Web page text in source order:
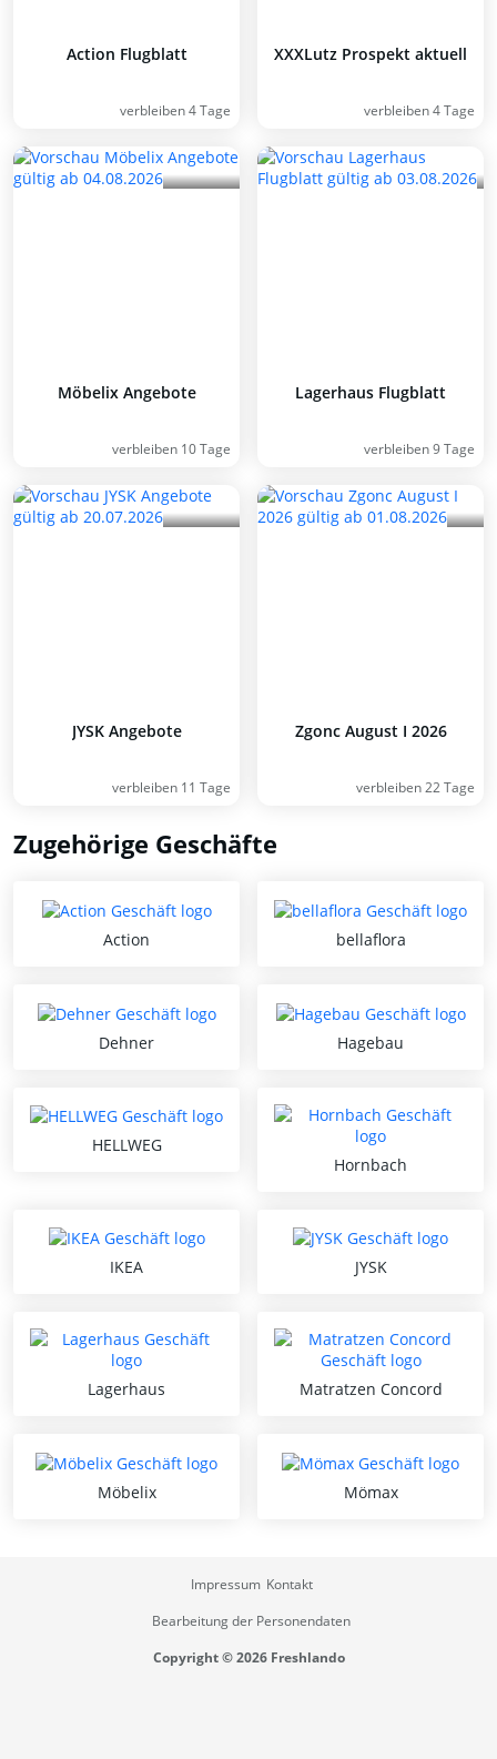
Action Flugblatt
verbleiben 4 Tage
XXXLutz Prospekt aktuell
verbleiben 4 Tage
Möbelix Angebote
verbleiben 10 Tage
Lagerhaus Flugblatt
verbleiben 9 Tage
JYSK Angebote
verbleiben 11 Tage
Zgonc August I 2026
verbleiben 22 Tage
Zugehörige Geschäfte
Action bellaflora
Dehner Hagebau
HELLWEG
Hornbach
IKEA JYSK
Lagerhaus Matratzen Concord
Möbelix Mömax
Impressum Kontakt
Bearbeitung der Personendaten
Copyright © 2026 Freshlando